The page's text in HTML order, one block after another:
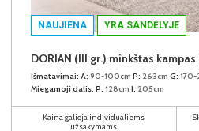
NAUJIENA YRA SANDĖLYJE
DORIAN (III gr.) minkštas
Išmatavimai: A: 90-100cm P: 263cm G: 170-
Miegamoji dalis: P: 128cm I: 205cm
Kaina galioja individualiems
užsakymams